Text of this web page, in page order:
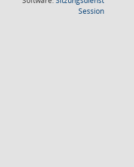
Session(Wird in